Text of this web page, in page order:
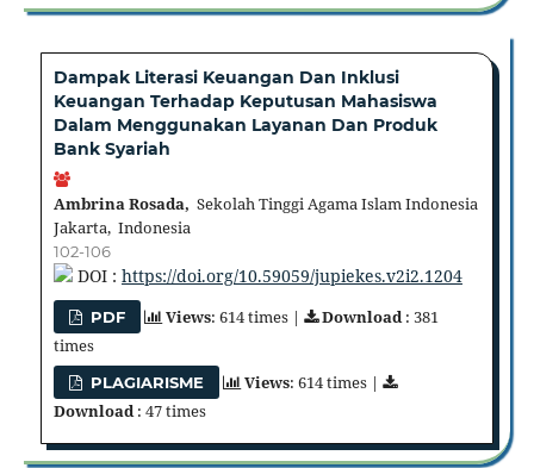
Dampak Literasi Keuangan Dan Inklusi
Keuangan Terhadap Keputusan Mahasiswa
Dalam Menggunakan Layanan Dan Produk
Bank Syariah
Ambrina Rosada, Sekolah Tinggi Agama Islam Indonesia
Jakarta, Indonesia
102-106
DOI : https://doi.org/10.59059/jupiekes.v2i2.1204
PDF Views: 614 times | Download: 381
times
PLAGIARISME Views: 614 times |
Download: 47 times